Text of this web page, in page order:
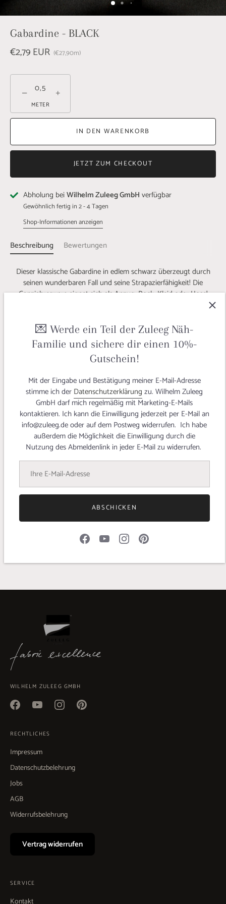
Gabardine - BLACK
€2,79 EUR €27,90m
−
METER
+
IN DEN WARENKORB
JETZT ZUM CHECKOUT
Abholung beiWilhelm Zuleeg GmbH verfügbar
Gewöhnlich fertig in 2 - 4 Tagen
Shop-Informationen anzeigen
Beschreibung Bewertungen
Dieser klassische Gabardine in edlem schwarz überzeugt durch
seinen wunderbaren Fall und seine Strapazierfähigkeit! Die
Ganzjahresware eignet sich als Anzug, Rock, Kleid oder Hose!
Ines hat sich aus unserem Wollgabardine ein edles und zeitloses
Kleid ganz in schwarz gezaubert! Durch den schweren eleganten
Fall eignet sich die Ware dafür ausgezeichnet und rundet den
Schnitt "Miss Button" ab! Dieses schicke Stöffchen kleidet dich
sowohl im Büro als auch zu festlichen Anlässen wunderbar ein!
auszuführen kommt mit Sicherheit!
Und so ganz nebenbei, dieser hochwertige Allrounder war der Star
beim Nähcamp zum Candle-Light-Dinner und wie ihr seht, kann
man sich nicht nur schöne Kleider daraus zaubern sondern auch
edle Tafeln damit schmücken!♥
Details Gabardine
STOFFBREITE 145/150 cm
ARTIKELNR. 10890-10008
💌 Werde ein Teil der Zuleeg Näh-
Familie und sichere dir einen 10%-
Gutschein!
Mit der Eingabe und Bestätigung meiner E-Mail-Adresse
stimme ich der Datenschutzerklärung zu. Wilhelm Zuleeg
GmbH darf mich regelmäßig mit Marketing-E-Mails
kontaktieren. Ich kann die Einwilligung jederzeit per E-Mail an
info@zuleeg.de oder auf dem Postweg widerrufen. Ich habe
außerdem die Möglichkeit die Einwilligung durch die
Nutzung des Abmeldenlink in jeder E-Mail zu widerrufen.
ABSCHICKEN
WILHELM ZULEEG GMBH
RECHTLICHES
Impressum
Datenschutzbelehrung
Jobs
AGB
Widerrufsbelehrung
Vertrag widerrufen
SERVICE